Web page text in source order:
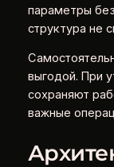
параметры
структура не
выгодой. При
сохраняют
важные